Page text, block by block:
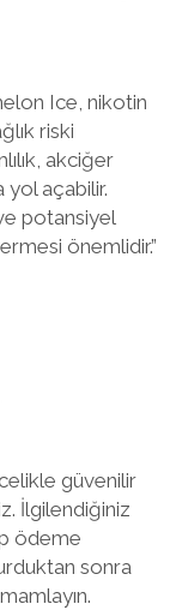
Ice, nikotin
riski
akciğer
yol açabilir.
potansiyel
önemlidir.”
güvenilir
İlgilendiğiniz
ödeme
sonra